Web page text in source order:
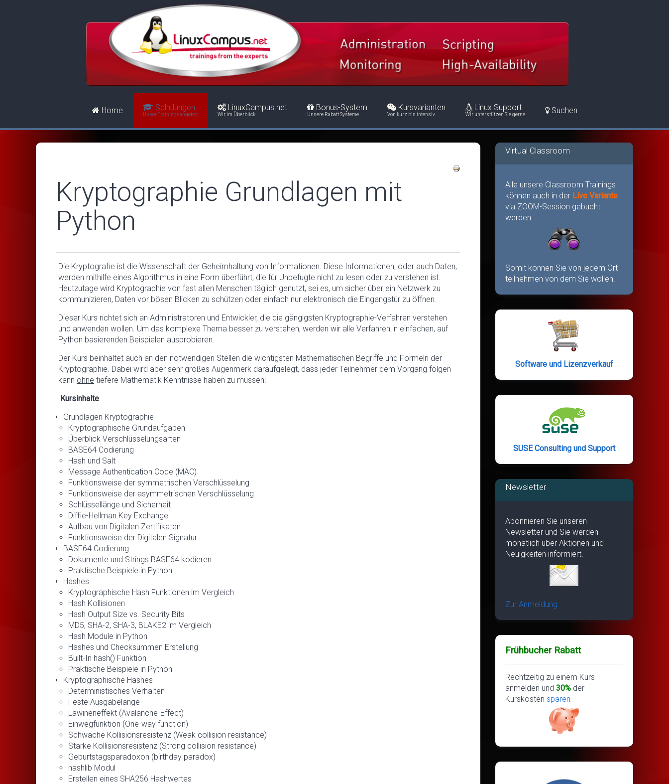
Home Schulungen
Unser Trainingsangebot
LinuxCampus.net
Wir im Überblick
Bonus-System
Unsere Rabatt Systeme
Kursvarianten
Von kurz bis intensiv
Linux Support
Wir unterstützen Sie gerne Suchen
Kryptographie Grundlagen mit
Python
Die Kryptografie ist die Wissenschaft der Geheimhaltung von Informationen. Diese Informationen, oder auch Daten,
werden mithilfe eines Algorithmus in eine Form überführt, die für Unbefugte nicht zu lesen oder zu verstehen ist.
Heutzutage wird Kryptographie von fast allen Menschen täglich genutzt, sei es, um sicher über ein Netzwerk zu
kommunizieren, Daten vor bösen Blicken zu schützen oder einfach nur elektronisch die Eingangstür zu öffnen.
Dieser Kurs richtet sich an Administratoren und Entwickler, die die gängigsten Kryptographie-Verfahren verstehen
und anwenden wollen. Um das komplexe Thema besser zu verstehen, werden wir alle Verfahren in einfachen, auf
Python basierenden Beispielen ausprobieren.
Der Kurs beinhaltet auch an den notwendigen Stellen die wichtigsten Mathematischen Begriffe und Formeln der
Kryptographie. Dabei wird aber sehr großes Augenmerk daraufgelegt, dass jeder Teilnehmer dem Vorgang folgen
kann ohne tiefere Mathematik Kenntnisse haben zu müssen!
Kursinhalte
Grundlagen Kryptographie
Kryptographische Grundaufgaben
Überblick Verschlüsselungsarten
BASE64 Codierung
Hash und Salt
Message Authentication Code (MAC)
Funktionsweise der symmetrischen Verschlüsselung
Funktionsweise der asymmetrischen Verschlüsselung
Schlüssellänge und Sicherheit
Diffie-Hellman Key Exchange
Aufbau von Digitalen Zertifikaten
Funktionsweise der Digitalen Signatur
BASE64 Codierung
Dokumente und Strings BASE64 kodieren
Praktische Beispiele in Python
Hashes
Kryptographische Hash Funktionen im Vergleich
Hash Kollisionen
Hash Output Size vs. Security Bits
MD5, SHA-2, SHA-3, BLAKE2 im Vergleich
Hash Module in Python
Hashes und Checksummen Erstellung
Built-In hash() Funktion
Praktische Beispiele in Python
Kryptographische Hashes
Deterministisches Verhalten
Feste Ausgabelänge
Lawineneffekt (Avalanche-Effect)
Einwegfunktion (One-way function)
Schwache Kollisionsresistenz (Weak collision resistance)
Starke Kollisionsresistenz (Strong collision resistance)
Geburtstagsparadoxon (birthday paradox)
hashlib Modul
Erstellen eines SHA256 Hashwertes
Virtual Classroom
Alle unsere Classroom Trainings
können auch in der Live Variante
via ZOOM-Session gebucht
werden.
Somit können Sie von jedem Ort
teilnehmen von dem Sie wollen.
Software und Lizenzverkauf
SUSE Consulting und Support
Newsletter
Abonnieren Sie unseren
Newsletter und Sie werden
monatlich über Aktionen und
Neuigkeiten informiert.
Zur Anmeldung
Frühbucher Rabatt
Rechtzeitig zu einem Kurs
anmelden und 30%der
Kurskosten sparen